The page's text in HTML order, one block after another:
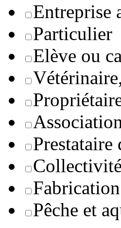
Entreprise
Particulier
Elève ou
Prestataire
Pêche et